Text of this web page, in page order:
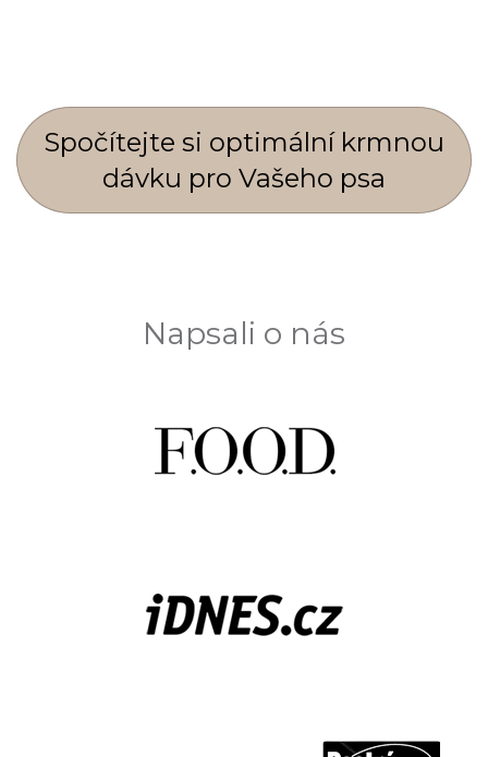
Spočí­tejte si optimální krmnou
dávku pro Vašeho psa
Napsali o nás